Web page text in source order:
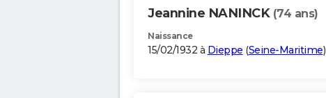
Jeannine NANINCK (74 ans)
Naissance
15/02/1932 à Dieppe (Seine-Maritime)